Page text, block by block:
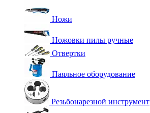
Ножи
Ножовки пилы ручные
Отвертки
Паяльное оборудование
Резьбонарезной инструмент